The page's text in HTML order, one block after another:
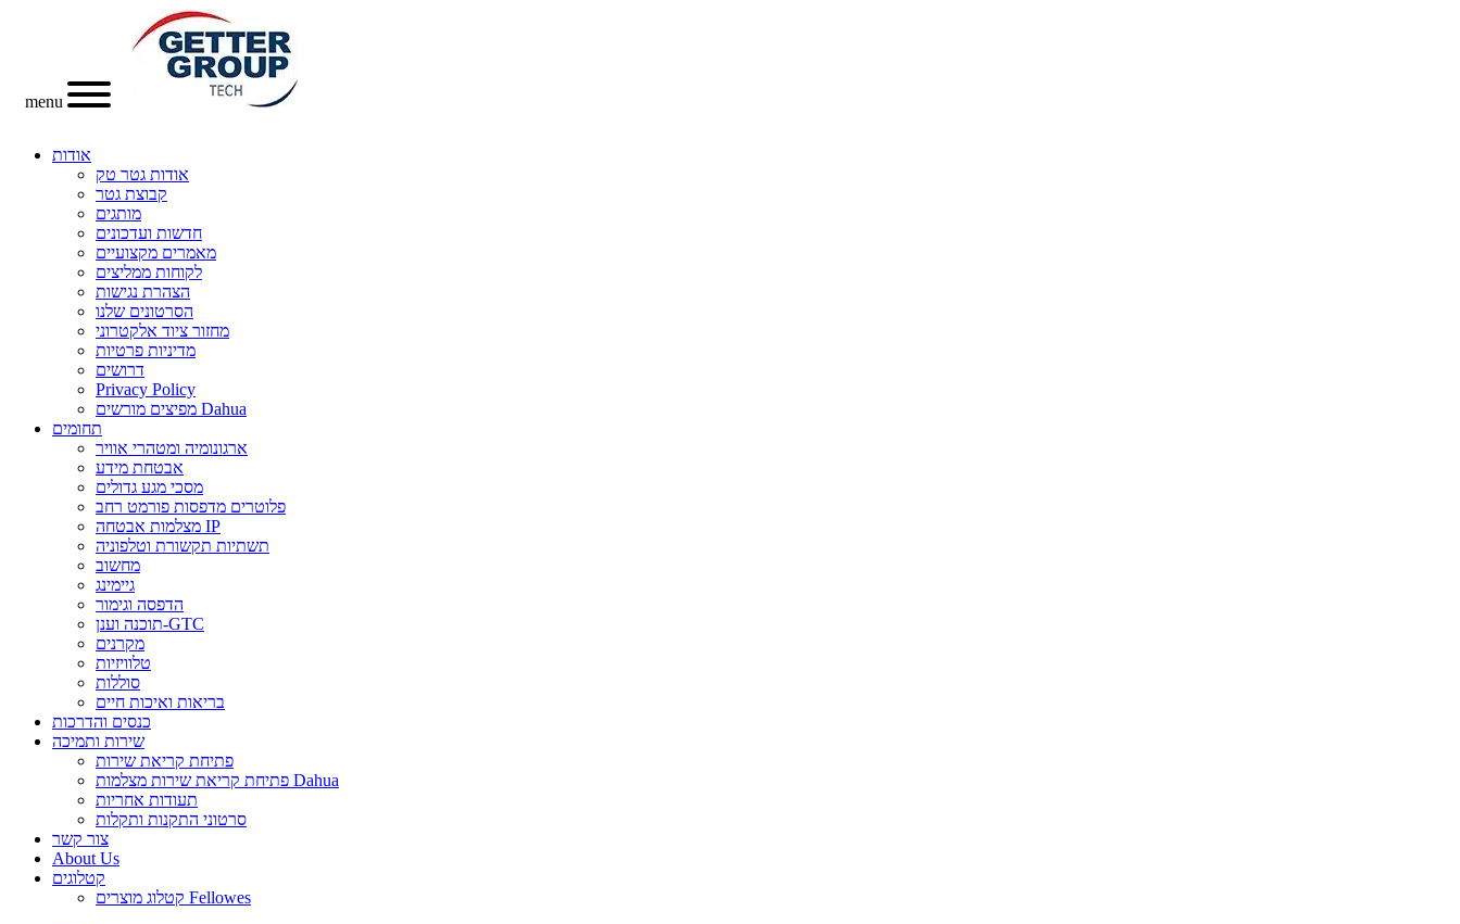
menu
אודות
אודות גטר טק
קבוצת גטר
מותגים
חדשות ועדכונים
מאמרים מקצועיים
לקוחות ממליצים
הצהרת נגישות
הסרטונים שלנו
מחזור ציוד אלקטרוני
מדיניות פרטיות
דרושים
Privacy Policy
מפיצים מורשים Dahua
תחומים
ארגונומיה ומטהרי אוויר
אבטחת מידע
מסכי מגע גדולים
פלוטרים מדפסות פורמט רחב
מצלמות אבטחה IP
תשתיות תקשורת וטלפוניה
מחשוב
גיימינג
הדפסה וגימור
תוכנה וענן-GTC
מקרנים
טלוויזיות
סוללות
בריאות ואיכות חיים
כנסים והדרכות
שירות ותמיכה
פתיחת קריאת שירות
פתיחת קריאת שירות מצלמות Dahua
תעודות אחריות
סרטוני התקנות ותקלות
צור קשר
About Us
קטלוגים
קטלוג מוצרים Fellowes